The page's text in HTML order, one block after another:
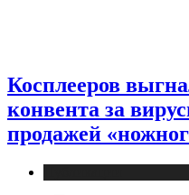
Косплееров
конвента за
продажей